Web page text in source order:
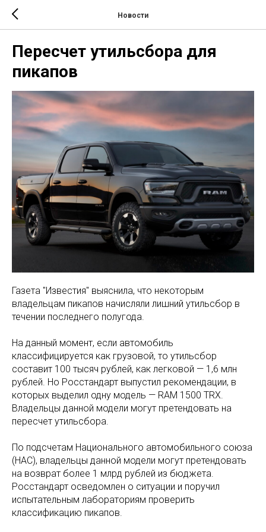
Новости
Пересчет утильсбора для
пикапов
Газета "Известия" выяснила, что некоторым
владельцам пикапов начисляли лишний утильсбор в
течении последнего полугода.
На данный момент, если автомобиль
классифицируется как грузовой, то утильсбор
составит 100 тысяч рублей, как легковой — 1,6 млн
рублей. Но Росстандарт выпустил рекомендации, в
которых выделил одну модель — RAM 1500 TRX.
Владельцы данной модели могут претендовать на
пересчет утильсбора.
По подсчетам Национального автомобильного союза
(НАС), владельцы данной модели могут претендовать
на возврат более 1 млрд рублей из бюджета.
Росстандарт осведомлен о ситуации и поручил
испытательным лабораториям проверить
классификацию пикапов.